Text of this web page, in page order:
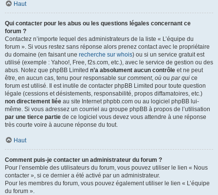
Haut
Qui contacter pour les abus ou les questions légales concernant ce
forum ?
Contactez n’importe lequel des administrateurs de la liste « L’équipe du
forum ». Si vous restez sans réponse alors prenez contact avec le propriétaire
du domaine (en faisant une recherche sur whois) ou si un service gratuit est
utilisé (exemple : Yahoo!, Free, f2s.com, etc.), avec le service de gestion ou des
abus. Notez que phpBB Limited n’a absolument aucun contrôle et ne peut
être, en aucun cas, tenu pour responsable sur comment, où ou par qui ce
forum est utilisé. Il est inutile de contacter phpBB Limited pour toute question
légale (cessions et désistements, responsabilité, propos diffamatoires, etc.)
non directement liée au site Internet phpbb.com ou au logiciel phpBB lui-
même. Si vous adressez un courriel au groupe phpBB à propos de l’utilisation
par une tierce partie de ce logiciel vous devez vous attendre à une réponse
très courte voire à aucune réponse du tout.
Haut
Comment puis-je contacter un administrateur du forum ?
Pour l’ensemble des utilisateurs du forum, vous pouvez utiliser le lien « Nous
contacter », si ce dernier a été activé par un administrateur.
Pour les membres du forum, vous pouvez également utiliser le lien « L’équipe
du forum ».